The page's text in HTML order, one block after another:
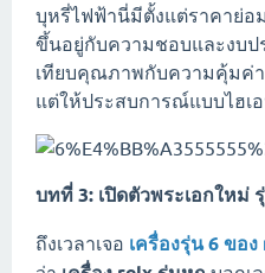
บุหรี่ไฟฟ้านี่มีตั้งแต่ราคาย่อ
ขึ้นอยู่กับความชอบและงบ
เทียบคุณภาพกับความคุ้มค่า
แต่ให้ประสบการณ์แบบไฮเอ
บทที่ 3: เปิดตัวพระเอกใหม่
ถึงเวลาเจอ เครื่องรุ่น 6 ขอ